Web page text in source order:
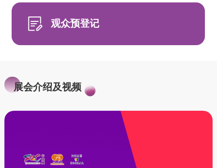
观众预登记
展会介绍及视频